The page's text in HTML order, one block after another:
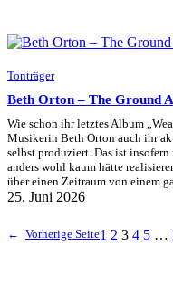
Tonträger
Beth Orton – The Ground
Wie schon ihr letztes Album
Musikerin Beth Orton auch ihr
selbst produziert. Das ist
anders wohl kaum hätte
über einen Zeitraum von einem
25. Juni 2026
← Vorherige Seite1 2 3 4 5 …